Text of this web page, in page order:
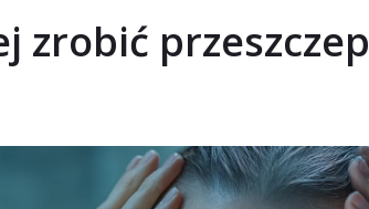
zrobić przeszczep